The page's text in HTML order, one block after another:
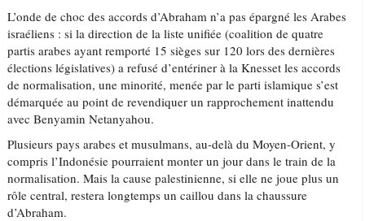
L’onde de choc des accords d’Abraham n’a pas épargné les Arabes
israéliens : si la direction de la liste unifiée (coalition de quatre
partis arabes ayant remporté 15 sièges sur 120 lors des dernières
élections législatives) a refusé d’entériner à la Knesset les accords
de normalisation, une minorité, menée par le parti islamique s’est
démarquée au point de revendiquer un rapprochement inattendu
avec Benyamin Netanyahou.
Plusieurs pays arabes et musulmans, au-delà du Moyen-Orient, y
compris l’Indonésie pourraient monter un jour dans le train de la
normalisation. Mais la cause palestinienne, si elle ne joue plus un
rôle central, restera longtemps un caillou dans la chaussure
d’Abraham.